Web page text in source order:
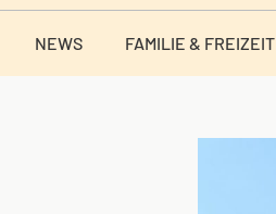
NEWS FAMILIE & FREIZEIT